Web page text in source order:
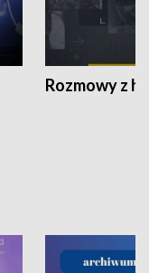
Rozmowy z